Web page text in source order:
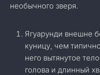
необычного зверя.
Ягуарунди внешне
куницу, чем
него вытянутое
голова и длинный